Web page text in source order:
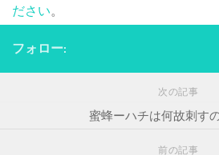
ださい。
フォロー:
次の記事
蜜蜂ーハチは何故刺す
前の記事